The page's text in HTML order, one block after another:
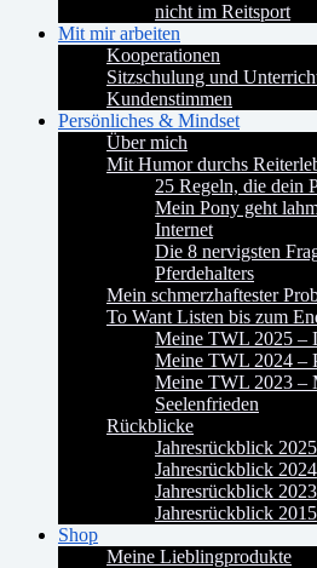
nicht im Reitsport
Mit mir arbeiten
Kooperationen
Sitzschulung und
Kundenstimmen
Persönliches & Mindset
Über mich
Mit Humor durchs
25 Regeln, die dein
Mein Pony geht
Internet
Die 8 nervigsten
Pferdehalters
Mein schmerzhaftester
To Want Listen bis zum
Meine TWL 2025 –
Meine TWL 2024 –
Meine TWL 2023 –
Seelenfrieden
Rückblicke
Jahresrückblick 2025
Jahresrückblick 2024
Jahresrückblick 2023
Jahresrückblick 2015
Shop
Meine Lieblingprodukte